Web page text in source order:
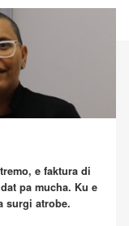
e faktura di
pa mucha. Ku e
surgi atrobe.